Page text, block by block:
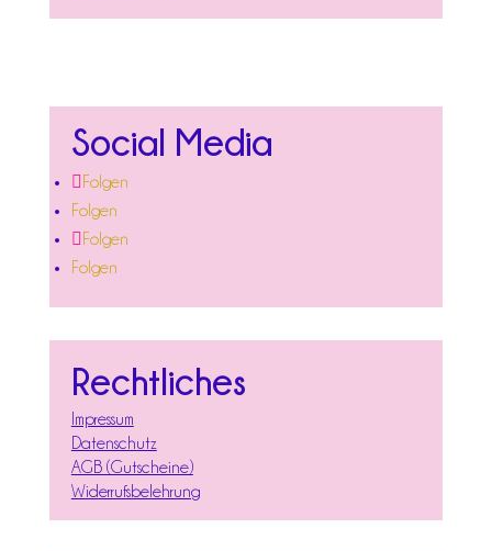
Social Media
Folgen
Folgen
Folgen
Folgen
Rechtliches
Impressum
Datenschutz
AGB (Gutscheine)
Widerrufsbelehrung